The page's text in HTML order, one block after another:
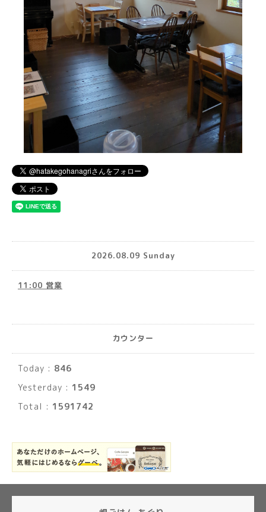
2026.08.09 Sunday
11:00 営業
カウンター
Today : 846
Yesterday : 1549
Total : 1591742